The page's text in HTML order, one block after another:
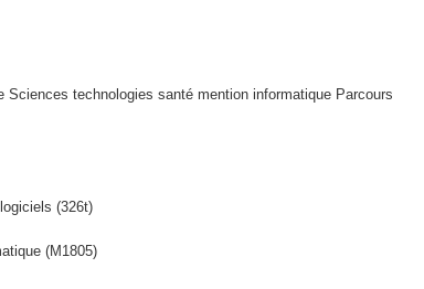
Sciences technologies santé mention informatique Parcours
(326t)
(M1805)